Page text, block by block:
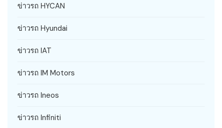
ข่าวรถ HYCAN
ข่าวรถ Hyundai
ข่าวรถ IAT
ข่าวรถ IM Motors
ข่าวรถ Ineos
ข่าวรถ Infiniti